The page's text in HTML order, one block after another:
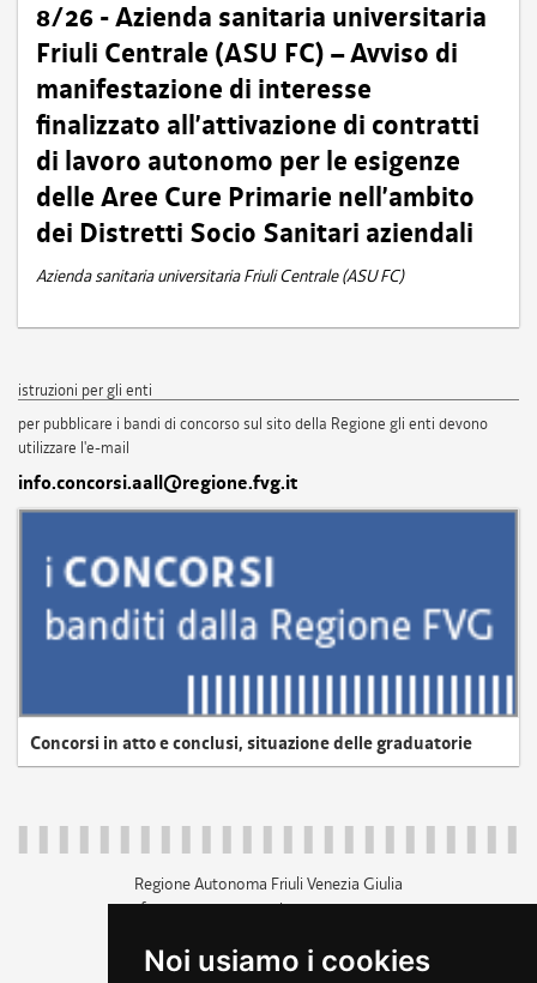
Noi usiamo i cookies
8/26 - Azienda sanitaria universitaria
Friuli Centrale (ASU FC) – Avviso di
manifestazione di interesse
finalizzato all’attivazione di contratti
di lavoro autonomo per le esigenze
delle Aree Cure Primarie nell’ambito
dei Distretti Socio Sanitari aziendali
Azienda sanitaria universitaria Friuli Centrale (ASU FC)
istruzioni per gli enti
per pubblicare i bandi di concorso sul sito della Regione gli enti devono
utilizzare l'e-mail
info.concorsi.aall@regione.fvg.it
Concorsi in atto e conclusi, situazione delle graduatorie
Regione Autonoma Friuli Venezia Giulia
c.f. 80014930327; p.iva 00526040324
+39 040 3771111